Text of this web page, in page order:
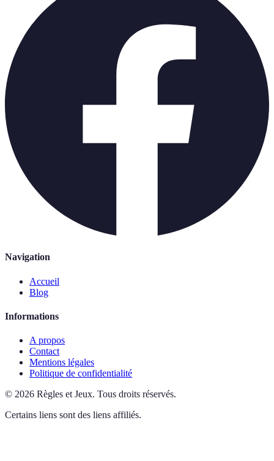
Navigation
Accueil
Blog
Informations
A propos
Contact
Mentions légales
Politique de confidentialité
© 2026 Règles et Jeux. Tous droits réservés.
Certains liens sont des liens affiliés.